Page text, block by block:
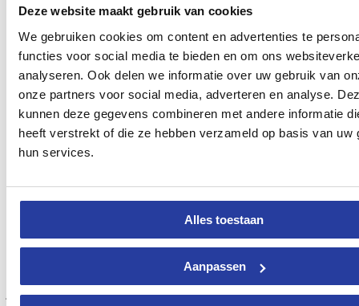
Deze website maakt gebruik van cookies
We gebruiken cookies om content en advertenties te
functies voor social media te bieden en om ons
analyseren. Ook delen we informatie over uw gebruik van
onze partners voor social media, adverteren en analyse.
kunnen deze gegevens combineren met andere informatie
heeft verstrekt of die ze hebben verzameld op basis van uw
hun services.
Alles toestaan
Aanpassen
regenkleding meenemen.
aanwezig bent in verband met de organisatie van de groepen.
We raden je aan in ieder geval de volgende zaken mee te
wandelschoenen.
Zie je tijdens je wandeling een trein tegemoetkomen, maak je
geen zorgen 🙂 Er is een spoorweg precies naast de Caminito
Accommodaties nabij de Caminito del
Rey wandelen
Als je gaat wandelen dan heb je natuurlijk ook plek nodig om bij te
je hiervoor graag onze selectie metde beste vakantiehuizen en